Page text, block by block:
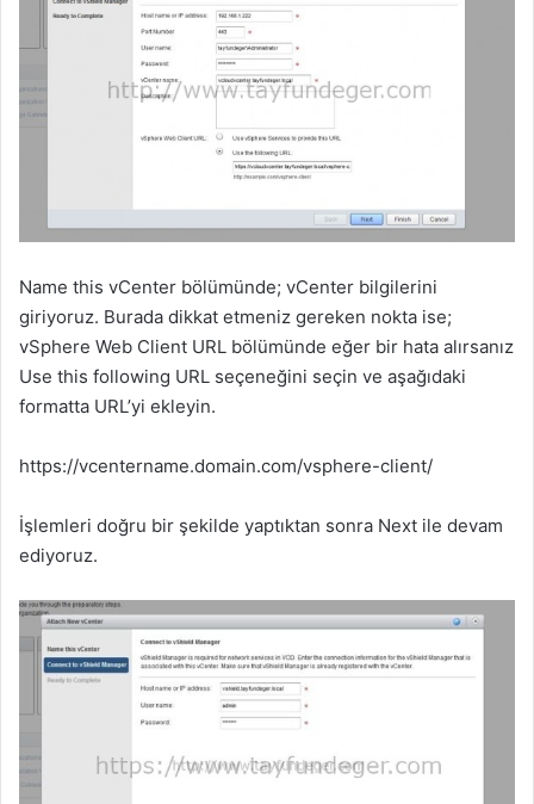
Name this vCenter bölümünde; vCenter bilgilerini
giriyoruz. Burada dikkat etmeniz gereken nokta ise;
vSphere Web Client URL bölümünde eğer bir hata alırsanız
Use this following URL seçeneğini seçin ve aşağıdaki
formatta URL’yi ekleyin.
https://vcentername.domain.com/vsphere-client/
İşlemleri doğru bir şekilde yaptıktan sonra Next ile devam
ediyoruz.